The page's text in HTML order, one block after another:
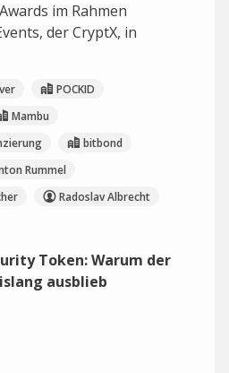
im Rahmen
der CryptX, in
POCKID
Mambu
bitbond
Rummel
Radoslav Albrecht